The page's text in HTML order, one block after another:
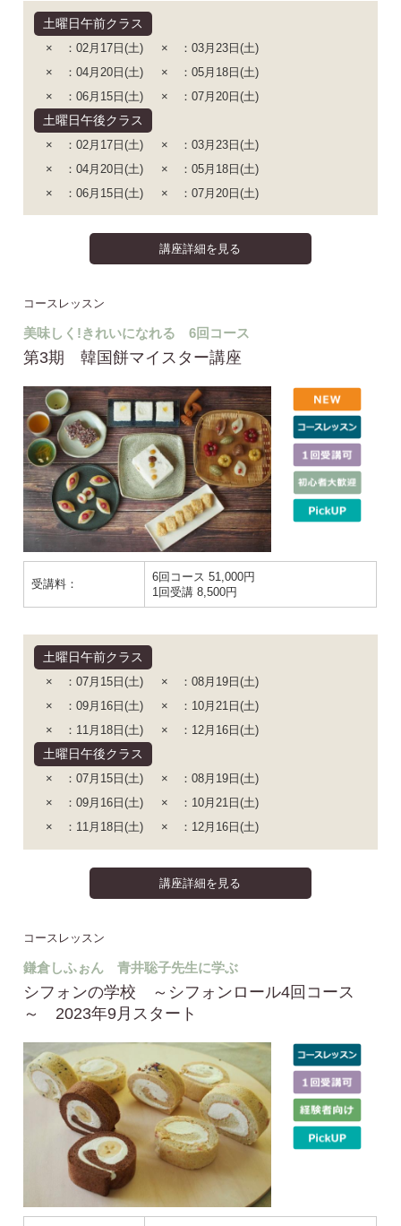
土曜日午前クラス
× ：02月17日(土)
× ：03月23日(土)
× ：04月20日(土)
× ：05月18日(土)
× ：06月15日(土)
× ：07月20日(土)
土曜日午後クラス
× ：02月17日(土)
× ：03月23日(土)
× ：04月20日(土)
× ：05月18日(土)
× ：06月15日(土)
× ：07月20日(土)
講座詳細を見る
コースレッスン
美味しく!きれいになれる 6回コース
第3期 韓国餅マイスター講座
受講料：
6回コース 51,000円
1回受講 8,500円
土曜日午前クラス
× ：07月15日(土)
× ：08月19日(土)
× ：09月16日(土)
× ：10月21日(土)
× ：11月18日(土)
× ：12月16日(土)
土曜日午後クラス
× ：07月15日(土)
× ：08月19日(土)
× ：09月16日(土)
× ：10月21日(土)
× ：11月18日(土)
× ：12月16日(土)
講座詳細を見る
コースレッスン
鎌倉しふぉん 青井聡子先生に学ぶ
シフォンの学校 ～シフォンロール4回コース
～ 2023年9月スタート